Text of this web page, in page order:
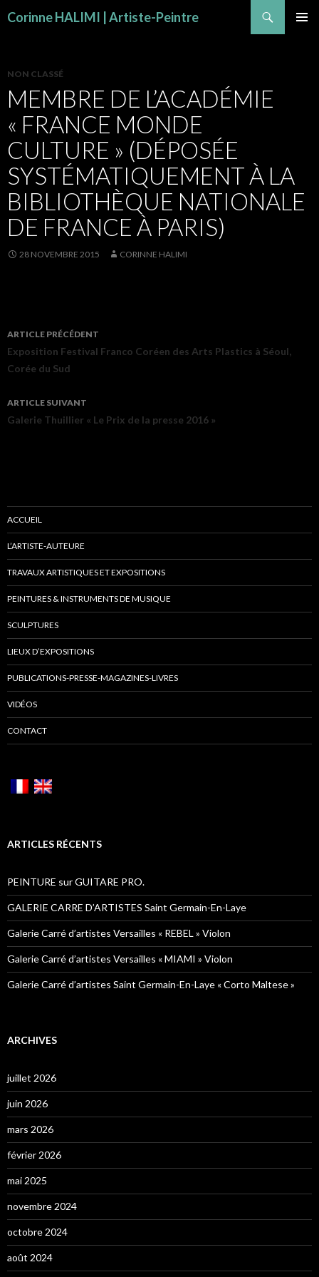
Corinne HALIMI | Artiste-Peintre
NON CLASSÉ
MEMBRE DE L’ACADÉMIE
« FRANCE MONDE
CULTURE » (DÉPOSÉE
SYSTÉMATIQUEMENT À LA
BIBLIOTHÈQUE NATIONALE
DE FRANCE À PARIS)
28 NOVEMBRE 2015 CORINNE HALIMI
Navigation des articles
ARTICLE PRÉCÉDENT
Exposition Festival Franco Coréen des Arts Plastics à Séoul,
Corée du Sud
ARTICLE SUIVANT
Galerie Thuillier « Le Prix de la presse 2016 »
ACCUEIL
L’ARTISTE-AUTEURE
TRAVAUX ARTISTIQUES ET EXPOSITIONS
PEINTURES & INSTRUMENTS DE MUSIQUE
SCULPTURES
LIEUX D’EXPOSITIONS
PUBLICATIONS-PRESSE-MAGAZINES-LIVRES
VIDÉOS
CONTACT
ARTICLES RÉCENTS
PEINTURE sur GUITARE PRO.
GALERIE CARRE D’ARTISTES Saint Germain-En-Laye
Galerie Carré d’artistes Versailles « REBEL » Violon
Galerie Carré d’artistes Versailles « MIAMI » Violon
Galerie Carré d’artistes Saint Germain-En-Laye « Corto Maltese »
ARCHIVES
juillet 2026
juin 2026
mars 2026
février 2026
mai 2025
novembre 2024
octobre 2024
août 2024